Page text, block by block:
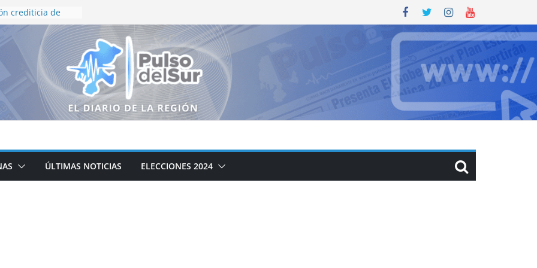
crediticia de
HR Ratings
en finanzas
de Zacatecas
Generalizada
de Zacatecas
integral de
institucional en
al
ÚLTIMAS NOTICIAS ELECCIONES 2024